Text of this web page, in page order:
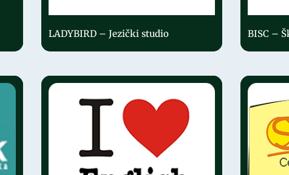
LADYBIRD – Jezički studio
BISC –